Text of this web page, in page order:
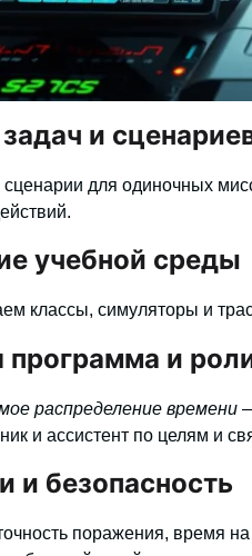
и
для одиночных
учебной среды
классы, симуляторы и
программа и
распределение времени
и ассистент по целям и
и безопасность
поражения, время на